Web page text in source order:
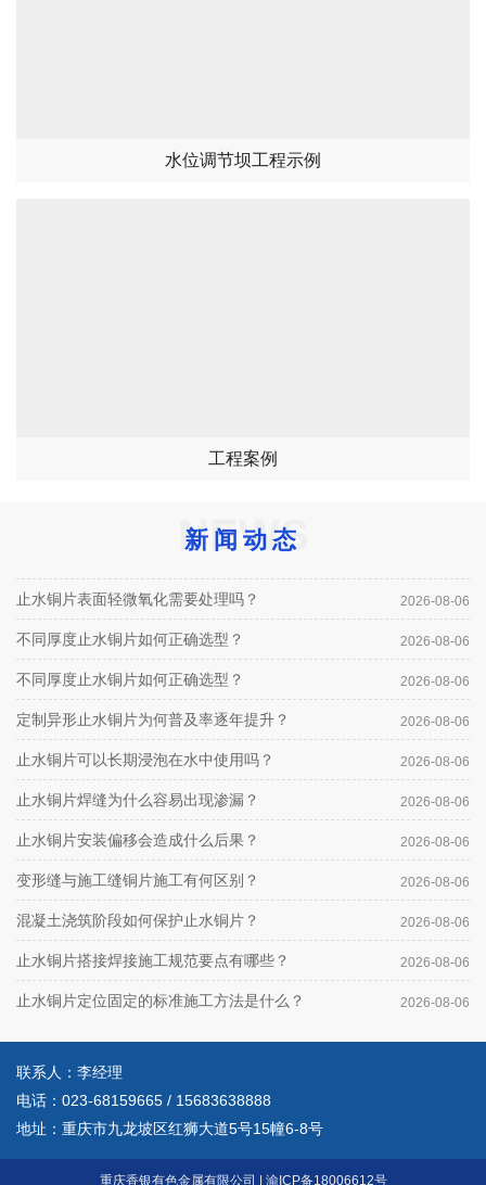
水位调节坝工程示例
工程案例
NEWS
新闻动态
止水铜片表面轻微氧化需要处理吗？ 2026-08-06
不同厚度止水铜片如何正确选型？ 2026-08-06
不同厚度止水铜片如何正确选型？ 2026-08-06
定制异形止水铜片为何普及率逐年提升？ 2026-08-06
止水铜片可以长期浸泡在水中使用吗？ 2026-08-06
止水铜片焊缝为什么容易出现渗漏？ 2026-08-06
止水铜片安装偏移会造成什么后果？ 2026-08-06
变形缝与施工缝铜片施工有何区别？ 2026-08-06
混凝土浇筑阶段如何保护止水铜片？ 2026-08-06
止水铜片搭接焊接施工规范要点有哪些？ 2026-08-06
止水铜片定位固定的标准施工方法是什么？ 2026-08-06
联系人：李经理
电话： 023-68159665 / 15683638888
地址：重庆市九龙坡区红狮大道5号15幢6-8号
重庆香银有色金属有限公司 渝ICP备18006612号